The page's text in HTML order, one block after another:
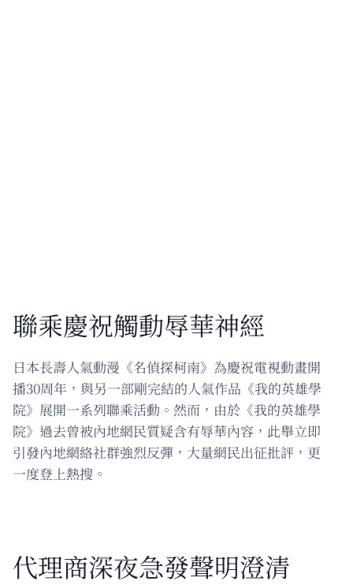
聯乘慶祝觸動辱華神經
日本長壽人氣動漫《名偵探柯南》為慶祝電視動畫開
播30周年，與另一部剛完結的人氣作品《我的英雄學
院》展開一系列聯乘活動。然而，由於《我的英雄學
院》過去曾被內地網民質疑含有辱華內容，此舉立即
引發內地網絡社群強烈反彈，大量網民出征批評，更
一度登上熱搜。
代理商深夜急發聲明澄清